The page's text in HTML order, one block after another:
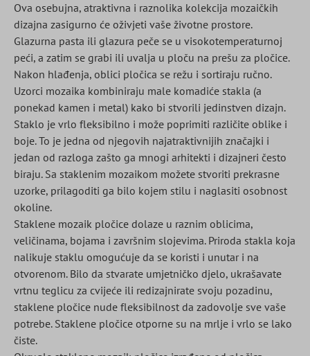
Ova osebujna, atraktivna i raznolika kolekcija mozaičkih
dizajna zasigurno će oživjeti vaše životne prostore.
Glazurna pasta ili glazura peče se u visokotemperaturnoj
peći, a zatim se grabi ili uvalja u ploču na prešu za pločice.
Nakon hlađenja, oblici pločica se režu i sortiraju ručno.
Uzorci mozaika kombiniraju male komadiće stakla (a
ponekad kamen i metal) kako bi stvorili jedinstven dizajn.
Staklo je vrlo fleksibilno i može poprimiti različite oblike i
boje. To je jedna od njegovih najatraktivnijih značajki i
jedan od razloga zašto ga mnogi arhitekti i dizajneri često
biraju. Sa staklenim mozaikom možete stvoriti prekrasne
uzorke, prilagoditi ga bilo kojem stilu i naglasiti osobnost
okoline.
Staklene mozaik pločice dolaze u raznim oblicima,
veličinama, bojama i završnim slojevima. Priroda stakla koja
nalikuje staklu omogućuje da se koristi i unutar i na
otvorenom. Bilo da stvarate umjetničko djelo, ukrašavate
vrtnu teglicu za cvijeće ili redizajnirate svoju pozadinu,
staklene pločice nude fleksibilnost da zadovolje sve vaše
potrebe. Staklene pločice otporne su na mrlje i vrlo se lako
čiste.